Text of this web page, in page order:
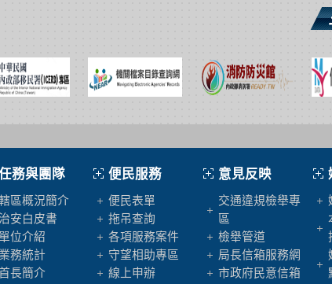
務與團隊
區概況簡介
安白皮書
位介紹
業務統計
長簡介
便民服務
便民表單
拖吊查詢
各項服務案件
守望相助專區
線上申辦
意見反映
交通違規檢舉專
區
檢舉管道
局長信箱服務網
市政府民意信箱